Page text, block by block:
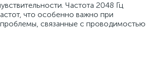
Частота 2048 Гц
что особенно важно при
связанные с проводимостью